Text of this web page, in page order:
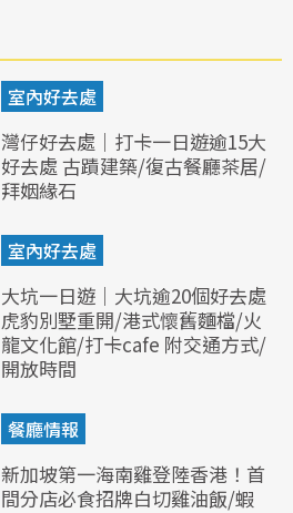
室內好去處
灣仔好去處｜打卡一日遊逾15大
好去處 古蹟建築/復古餐廳茶居/
拜姻緣石
室內好去處
大坑一日遊｜大坑逾20個好去處
虎豹別墅重開/港式懷舊麵檔/火
龍文化館/打卡cafe 附交通方式/
開放時間
餐廳情報
新加坡第一海南雞登陸香港！首
間分店必食招牌白切雞油飯/蝦